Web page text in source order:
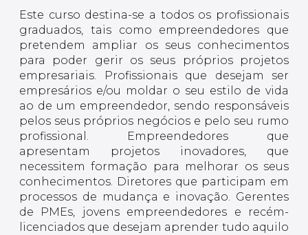
Este curso destina-se a todos os profissionais
graduados, tais como empreendedores que
pretendem ampliar os seus conhecimentos
para poder gerir os seus próprios projetos
empresariais. Profissionais que desejam ser
empresários e/ou moldar o seu estilo de vida
ao de um empreendedor, sendo responsáveis
pelos seus próprios negócios e pelo seu rumo
profissional. Empreendedores que
apresentam projetos inovadores, que
necessitem formação para melhorar os seus
conhecimentos. Diretores que participam em
processos de mudança e inovação. Gerentes
de PMEs, jovens empreendedores e recém-
licenciados que desejam aprender tudo aquilo